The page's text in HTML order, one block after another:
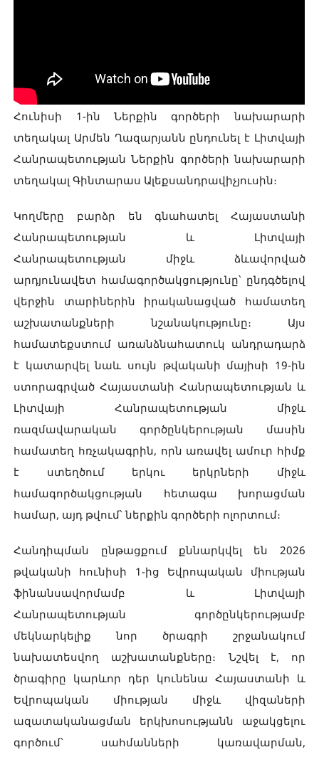
Հունիսի 1-ին Ներքին գործերի նախարարի
տեղակալ Արմեն Ղազարյանն ընդունել է Լիտվայի
Հանրապետության Ներքին գործերի նախարարի
տեղակալ Գինտարաս Ալեքսանդրավիչյուսին։
Կողմերը բարձր են գնահատել Հայաստանի
Հանրապետության և Լիտվայի
Հանրապետության միջև ձևավորված
արդյունավետ համագործակցությունը՝ ընդգծելով
վերջին տարիներին իրականացված համատեղ
աշխատանքների նշանակությունը։ Այս
համատեքստում առանձնահատուկ անդրադարձ
է կատարվել նաև սույն թվականի մայիսի 19-ին
ստորագրված Հայաստանի Հանրապետության և
Լիտվայի Հանրապետության միջև
ռազմավարական գործընկերության մասին
համատեղ հռչակագրին, որն առավել ամուր հիմք
է ստեղծում երկու երկրների միջև
համագործակցության հետագա խորացման
համար, այդ թվում՝ ներքին գործերի ոլորտում։
Հանդիպման ընթացքում քննարկվել են 2026
թվականի հունիսի 1-ից Եվրոպական միության
ֆինանսավորմամբ և Լիտվայի
Հանրապետության գործընկերությամբ
մեկնարկելիք նոր ծրագրի շրջանակում
նախատեսվող աշխատանքները։ Նշվել է, որ
ծրագիրը կարևոր դեր կունենա Հայաստանի և
Եվրոպական միության միջև վիզաների
ազատականացման երկխոսությանն աջակցելու
գործում՝ սահմանների կառավարման,